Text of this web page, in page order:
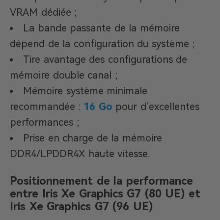
VRAM dédiée ;
La bande passante de la mémoire
dépend de la configuration du système ;
Tire avantage des configurations de
mémoire double canal ;
Mémoire système minimale
recommandée : 16 Go pour d’excellentes
performances ;
Prise en charge de la mémoire
DDR4/LPDDR4X haute vitesse.
Positionnement de la performance
entre
Iris Xe Graphics G7 (80 UE) et
Iris Xe Graphics G7 (96 UE)